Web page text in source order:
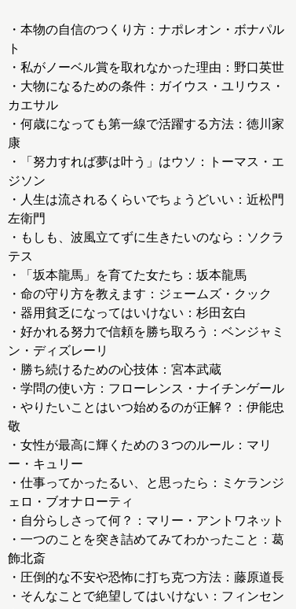
・本物の自信のつくり方：ナポレオン・ボナパル
ト
・私がノーベル賞を取れなかった理由：野口英世
・大物になるための条件：ガイウス・ユリウス・
カエサル
・何歳になっても第一線で活躍する方法：徳川家
康
・「努力すれば夢は叶う」はウソ：トーマス・エ
ジソン
・人生は流されるくらいでちょうどいい：近松門
左衛門
・もしも、波風立てずに生きたいのなら：ソクラ
テス
・「坂本龍馬」を育てた女たち：坂本龍馬
・命の守り方を教えます：ジェームズ・クック
・器用貧乏になってはいけない：杉田玄白
・好かれる努力で信頼を勝ち取ろう：ベンジャミ
ン・ディズレーリ
・勝ち続けるための心技体：宮本武蔵
・学問の使い方：フローレンス・ナイチンゲール
・やりたいことはいつ始めるのが正解？：伊能忠
敬
・女性が最高に輝くための３つのルール：マリ
ー・キュリー
・仕事ってかったるい、と思ったら：ミケランジ
ェロ・ブオナローティ
・自分らしさって何？：マリー・アントワネット
・一つのことを突き詰めてみてわかったこと：葛
飾北斎
・圧倒的な不安や恐怖に打ち克つ方法：藤原道長
・そんなことで絶望してはいけない：フィンセン